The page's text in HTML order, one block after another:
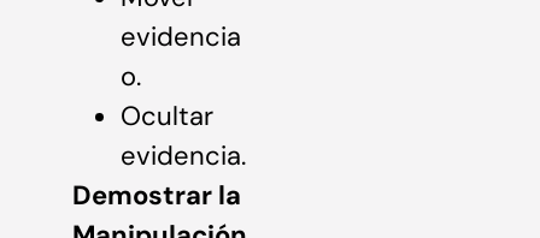
evidencia
o.
Ocultar
evidencia.
Demostrar la